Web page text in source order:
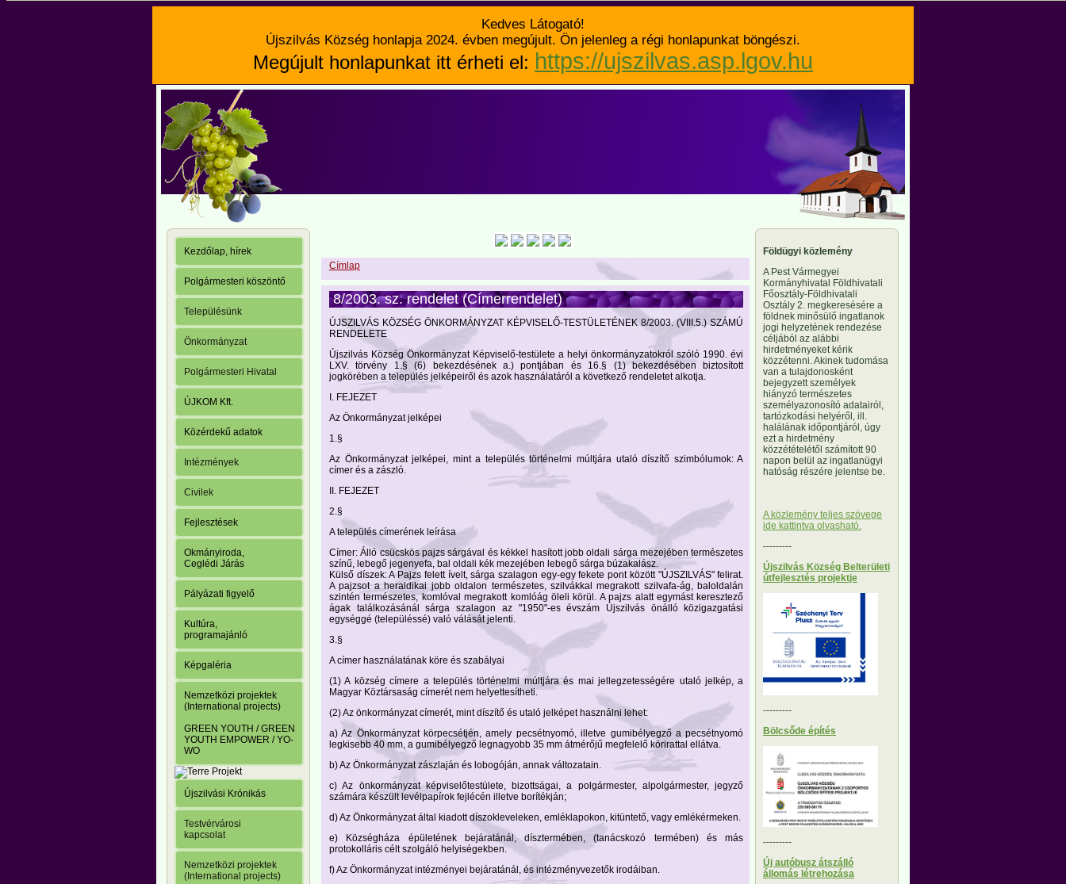
Kedves Látogató!
Újszilvás Község honlapja 2024. évben megújult. Ön jelenleg a régi honlapunkat böngészi.
Megújult honlapunkat itt érheti el: https://ujszilvas.asp.lgov.hu
Kezdőlap, hírek
Polgármesteri köszöntő
Településünk
Önkormányzat
Polgármesteri Hivatal
ÚJKOM Kft.
Közérdekű adatok
Intézmények
Civilek
Fejlesztések
Okmányiroda,
Ceglédi Járás
Pályázati figyelő
Kultúra,
programajánló
Képgaléria
Nemzetközi projektek
(International projects)
GREEN YOUTH / GREEN
YOUTH EMPOWER / YO-
WO
Újszilvási Krónikás
Testvérvárosi
kapcsolat
Nemzetközi projektek
(International projects)
Címlap
8/2003. sz. rendelet (Címerrendelet)
ÚJSZILVÁS KÖZSÉG ÖNKORMÁNYZAT KÉPVISELŐ-TESTÜLETÉNEK 8/2003. (VIII.5.) SZÁMÚ
RENDELETE
Újszilvás Község Önkormányzat Képviselő-testülete a helyi önkormányzatokról szóló 1990. évi
LXV. törvény 1.§ (6) bekezdésének a.) pontjában és 16.§ (1) bekezdésében biztosított
jogkörében a település jelképeiről és azok használatáról a következő rendeletet alkotja.
I. FEJEZET
Az Önkormányzat jelképei
1.§
Az Önkormányzat jelképei, mint a település történelmi múltjára utaló díszítő szimbólumok: A
címer és a zászló.
II. FEJEZET
2.§
A település címerének leírása
Címer: Álló csücskös pajzs sárgával és kékkel hasított jobb oldali sárga mezejében természetes
színű, lebegő jegenyefa, bal oldali kék mezejében lebegő sárga búzakalász.
Külső díszek: A Pajzs felett ívelt, sárga szalagon egy-egy fekete pont között "ÚJSZILVÁS" felirat.
A pajzsot a heraldikai jobb oldalon természetes, szilvákkal megrakott szilvafa-ág, baloldalán
szintén természetes, komlóval megrakott komlóág öleli körül. A pajzs alatt egymást keresztező
ágak találkozásánál sárga szalagon az "1950"-es évszám Újszilvás önálló közigazgatási
egységgé (településsé) való válását jelenti.
3.§
A címer használatának köre és szabályai
(1) A község címere a település történelmi múltjára és mai jellegzetességére utaló jelkép, a
Magyar Köztársaság címerét nem helyettesítheti.
(2) Az önkormányzat címerét, mint díszítő és utaló jelképet használni lehet:
a) Az Önkormányzat körpecsétjén, amely pecsétnyomó, illetve gumibélyegző a pecsétnyomó
legkisebb 40 mm, a gumibélyegző legnagyobb 35 mm átmérőjű megfelelő körirattal ellátva.
b) Az Önkormányzat zászlaján és lobogóján, annak változatain.
c) Az önkormányzat képviselőtestülete, bizottságai, a polgármester, alpolgármester, jegyző
számára készült levélpapírok fejlécén illetve borítékján;
d) Az Önkormányzat által kiadott díszokleveleken, emléklapokon, kitüntető, vagy emlékérmeken.
e) Községháza épületének bejáratánál, dísztermében, (tanácskozó termében) és más
protokolláris célt szolgáló helyiségekben.
f) Az Önkormányzat intézményei bejáratánál, és intézményvezetők irodáiban.
Földügyi közlemény
A Pest Vármegyei
Kormányhivatal Földhivatali
Főosztály-Földhivatali
Osztály 2. megkeresésére a
földnek minősülő ingatlanok
jogi helyzetének rendezése
céljából az alábbi
hirdetményeket kérik
közzétenni. Akinek tudomása
van a tulajdonosként
bejegyzett személyek
hiányzó természetes
személyazonosító adatairól,
tartózkodási helyéről, ill.
halálának időpontjáról, úgy
ezt a hirdetmény
közzétételétől számított 90
napon belül az ingatlanügyi
hatóság részére jelentse be.
A közlemény teljes szövege
ide kattintva olvasható.
---------
Újszilvás Község Belterületi
útfejlesztés projektje
---------
Bölcsőde építés
---------
Új autóbusz átszálló
állomás létrehozása